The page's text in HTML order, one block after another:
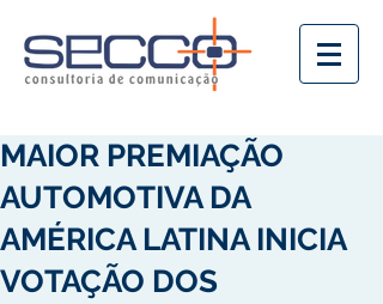
MAIOR PREMIAÇÃO
AUTOMOTIVA DA
AMÉRICA LATINA INICIA
VOTAÇÃO DOS